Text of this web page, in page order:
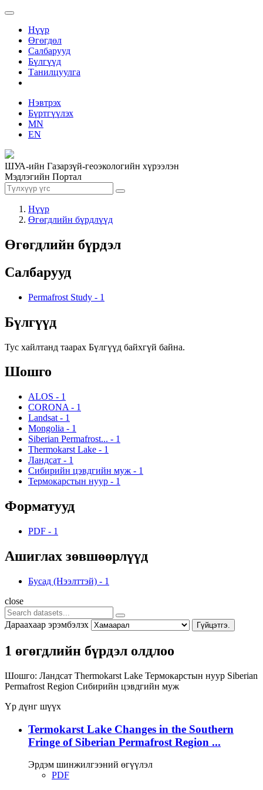
Нүүр
Өгөгдөл
Салбарууд
Бүлгүүд
Танилцуулга
Нэвтрэх
Бүртгүүлэх
MN
EN
ШУА-ийн Газарзүй-геоэкологийн хүрээлэн
Мэдлэгийн Портал
Нүүр
Өгөгдлийн бүрдлүүд
Өгөгдлийн бүрдэл
Салбарууд
Permafrost Study - 1
Бүлгүүд
Тус хайлтанд таарах Бүлгүүд байхгүй байна.
Шошго
ALOS - 1
CORONA - 1
Landsat - 1
Mongolia - 1
Siberian Permafrost... - 1
Thermokarst Lake - 1
Ландсат - 1
Сибирийн цэвдгийн муж - 1
Термокарстын нуур - 1
Форматууд
PDF - 1
Ашиглах зөвшөөрлүүд
Бусад (Нээлттэй) - 1
close
Дараахаар эрэмбэлэх Гүйцэтгэ.
1 өгөгдлийн бүрдэл олдлоо
Шошго: Ландсат Thermokarst Lake Термокарстын нуур Siberian
Permafrost Region Сибирийн цэвдгийн муж
Үр дүнг шүүх
Termokarst Lake Changes in the Southern
Fringe of Siberian Permafrost Region ...
Эрдэм шинжилгээний өгүүлэл
PDF